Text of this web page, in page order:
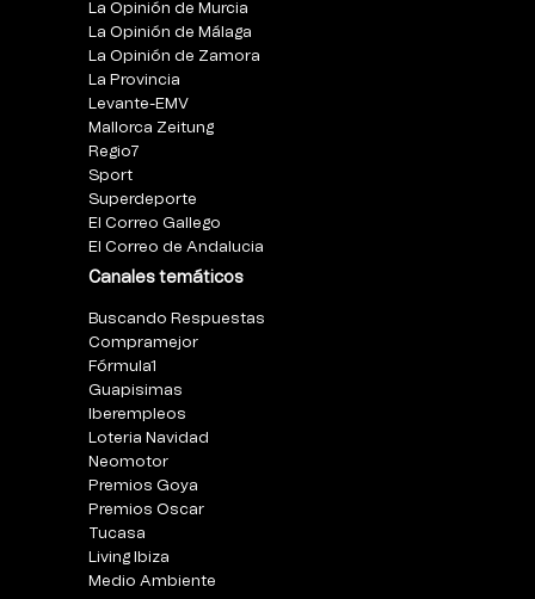
La Opinión de Murcia
La Opinión de Málaga
La Opinión de Zamora
La Provincia
Levante-EMV
Mallorca Zeitung
Regio7
Sport
Superdeporte
El Correo Gallego
El Correo de Andalucia
Canales temáticos
Buscando Respuestas
Compramejor
Fórmula1
Guapisimas
Iberempleos
Loteria Navidad
Neomotor
Premios Goya
Premios Oscar
Tucasa
Living Ibiza
Medio Ambiente